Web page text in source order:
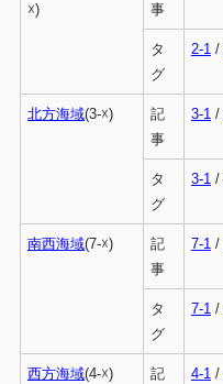
☓)
事
タ
グ
2-1/
北方海域(3-☓)
記
事
3-1/
タ
グ
3-1/
南西海域(7-☓)
記
事
7-1/
タ
グ
7-1/
西方海域(4-☓)
記
4-1/